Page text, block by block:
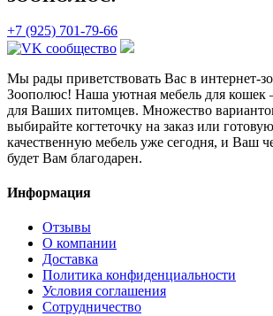
+7 (925) 701-79-66
Мы рады приветствовать Вас в интернет-
Зоополюс! Наша уютная мебель для кошек
для Ваших питомцев. Множество
выбирайте когтеточку на заказ или
качественную мебель уже сегодня, и Ваш
будет Вам благодарен.
Информация
Отзывы
О компании
Доставка
Политика конфиденциальности
Условия соглашения
Сотрудничество